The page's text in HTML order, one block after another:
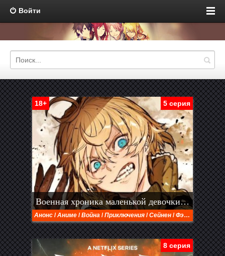
Войти
5 серия
18+
Военная хроника маленькой девочки 2 сезон
Анонс /Аниме /Война /Приключения /Сейнен /Фэнтези /
8 серия